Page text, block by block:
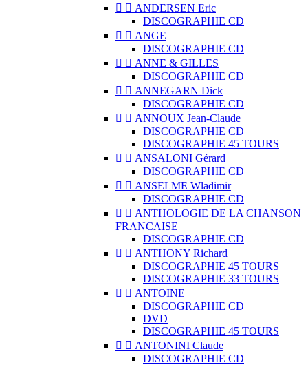
  ANDERSEN Eric
DISCOGRAPHIE CD
  ANGE
DISCOGRAPHIE CD
  ANNE & GILLES
DISCOGRAPHIE CD
  ANNEGARN Dick
DISCOGRAPHIE CD
  ANNOUX Jean-Claude
DISCOGRAPHIE CD
DISCOGRAPHIE 45 TOURS
  ANSALONI Gérard
DISCOGRAPHIE CD
  ANSELME Wladimir
DISCOGRAPHIE CD
  ANTHOLOGIE DE LA CHANSON
FRANCAISE
DISCOGRAPHIE CD
  ANTHONY Richard
DISCOGRAPHIE 45 TOURS
DISCOGRAPHIE 33 TOURS
  ANTOINE
DISCOGRAPHIE CD
DVD
DISCOGRAPHIE 45 TOURS
  ANTONINI Claude
DISCOGRAPHIE CD